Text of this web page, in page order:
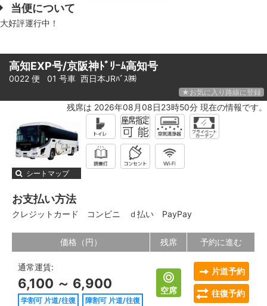
当便について
大好評運行中！
高知EXP号/京阪神ﾄﾞﾘｰﾑ高知号
0022 便 01 号車 西日本JRﾊﾞｽ㈱
★お気に入り路線に登録
残席は 2026年08月08日23時50分 現在の情報です。
シートマップ
お支払い方法
クレジットカード コンビニ ｄ払い PayPay
価格（円） 残席 予約に進む
通常運賃:
6,100 ～ 6,900
学割可 片道/往復 障割可 片道/往復
空席
片道予約
往復予約